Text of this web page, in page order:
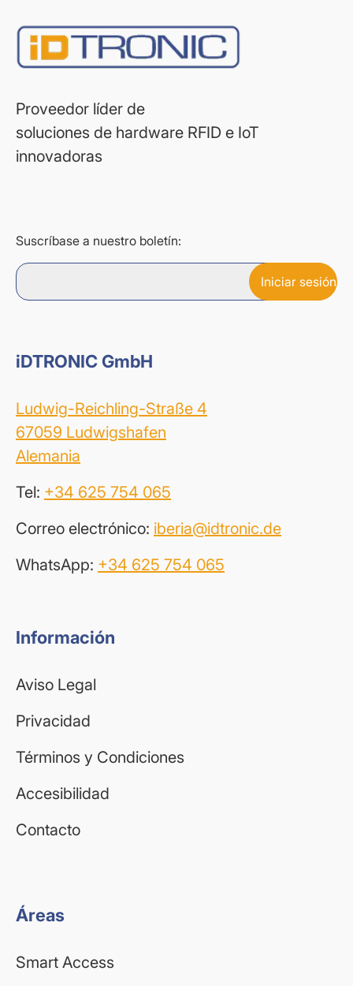
Proveedor líder de
soluciones de hardware RFID e IoT
innovadoras
Suscríbase a nuestro boletín:
iDTRONIC GmbH
Ludwig-Reichling-Straße 4
67059 Ludwigshafen
Alemania
Tel: +34 625 754 065
Correo electrónico: iberia@idtronic.de
WhatsApp: +34 625 754 065
Información
Aviso Legal
Privacidad
Términos y Condiciones
Accesibilidad
Contacto
Áreas
Smart Access